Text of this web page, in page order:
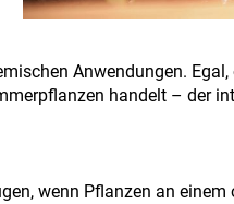
Anwendungen.
handelt – der
wenn Pflanzen an